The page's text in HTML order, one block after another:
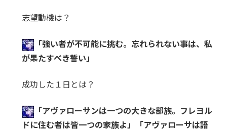
志望動機は？
「強い者が不可能に挑む。忘れられない事は、私
が果たすべき誓い」
成功した１日とは？
「アヴァローサンは一つの大きな部族。フレヨル
ドに住む者は皆一つの家族よ」
「アヴァローサは語